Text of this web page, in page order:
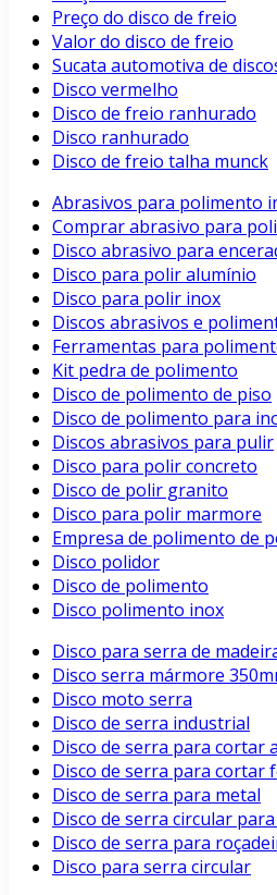
Preço do disco de freio
Valor do disco de freio
Sucata automotiva de
Disco vermelho
Disco de freio ranhurado
Disco ranhurado
Disco de freio talha munck
Abrasivos para polimento
Comprar abrasivo para
Disco abrasivo para
Disco para polir alumínio
Disco para polir inox
Discos abrasivos e
Ferramentas para
Kit pedra de polimento
Disco de polimento de piso
Disco de polimento para
Discos abrasivos para pulir
Disco para polir concreto
Disco de polir granito
Disco para polir marmore
Empresa de polimento de
Disco polidor
Disco de polimento
Disco polimento inox
Disco para serra de
Disco serra mármore
Disco moto serra
Disco de serra industrial
Disco de serra para cortar
Disco de serra para cortar
Disco de serra para metal
Disco de serra circular
Disco de serra para
Disco para serra circular